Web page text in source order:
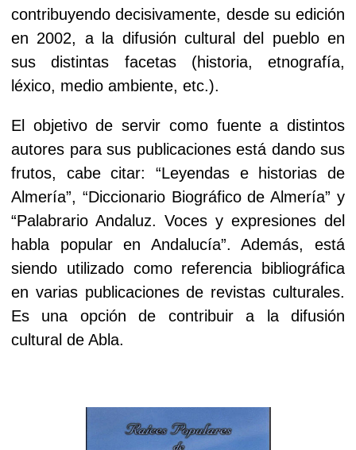
contribuyendo decisivamente, desde su edición
en 2002, a la difusión cultural del pueblo en
sus distintas facetas (historia, etnografía,
léxico, medio ambiente, etc.).
El objetivo de servir como fuente a distintos
autores para sus publicaciones está dando sus
frutos, cabe citar: “Leyendas e historias de
Almería”, “Diccionario Biográfico de Almería” y
“Palabrario Andaluz. Voces y expresiones del
habla popular en Andalucía”. Además, está
siendo utilizado como referencia bibliográfica
en varias publicaciones de revistas culturales.
Es una opción de contribuir a la difusión
cultural de Abla.